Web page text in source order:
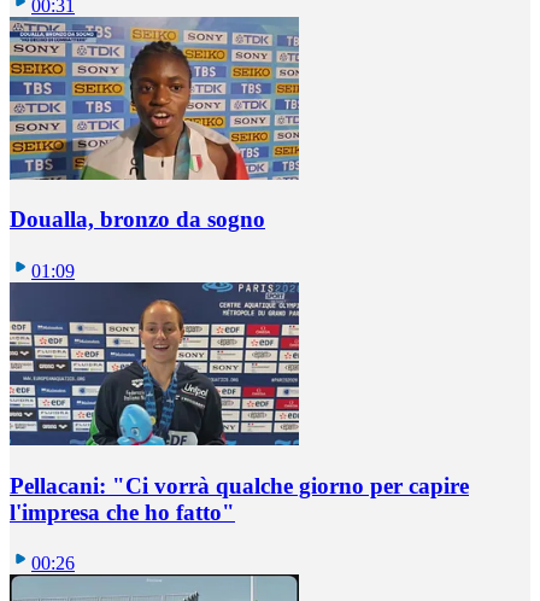
00:31
Doualla, bronzo da sogno
01:09
Pellacani: "Ci vorrà qualche giorno per capire
l'impresa che ho fatto"
00:26